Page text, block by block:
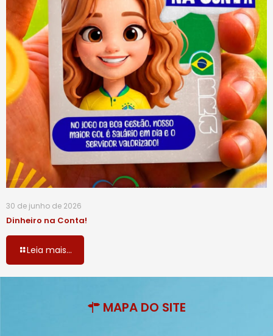
30 de junho de 2026
Dinheiro na Conta!
Leia mais...
MAPA DO SITE